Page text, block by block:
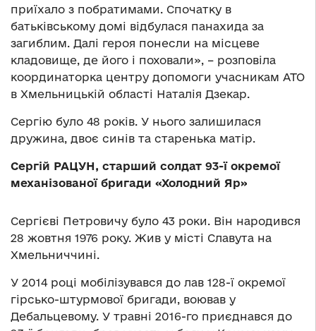
приїхало з побратимами. Спочатку в
батьківському домі відбулася панахида за
загиблим. Далі героя понесли на місцеве
кладовище, де його і поховали», – розповіла
координаторка центру допомоги учасникам АТО
в Хмельницькій області Наталія Дзекар.
Сергію було 48 років. У нього залишилася
дружина, двоє синів та старенька матір.
Сергій РАЦУН, старший солдат 93-ї окремої
механізованої бригади «Холодний Яр»
Сергієві Петровичу було 43 роки. Він народився
28 жовтня 1976 року. Жив у місті Славута на
Хмельниччині.
У 2014 році мобілізувався до лав 128-ї окремої
гірсько-штурмової бригади, воював у
Дебальцевому. У травні 2016-го приєднався до